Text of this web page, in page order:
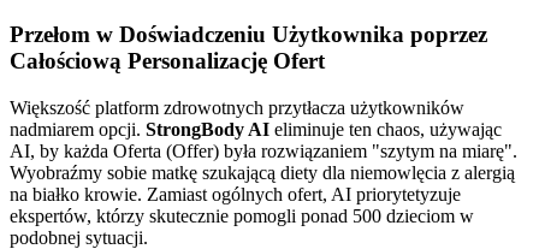
Przełom w Doświadczeniu Użytkownika poprzez
Całościową Personalizację Ofert
Większość platform zdrowotnych przytłacza użytkowników
nadmiarem opcji. StrongBody AI eliminuje ten chaos, używając
AI, by każda Oferta (Offer) była rozwiązaniem "szytym na miarę".
Wyobraźmy sobie matkę szukającą diety dla niemowlęcia z alergią
na białko krowie. Zamiast ogólnych ofert, AI priorytetyzuje
ekspertów, którzy skutecznie pomogli ponad 500 dzieciom w
podobnej sytuacji.